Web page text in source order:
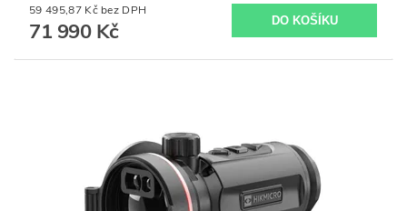
59 495,87 Kč bez DPH
71 990 Kč